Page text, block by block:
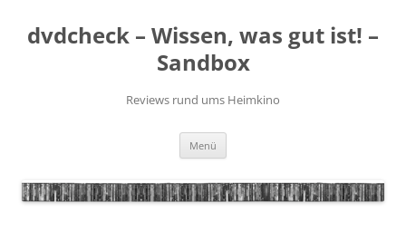
springen
dvdcheck – Wissen, was gut ist! –
Sandbox
Reviews rund ums Heimkino
Menü